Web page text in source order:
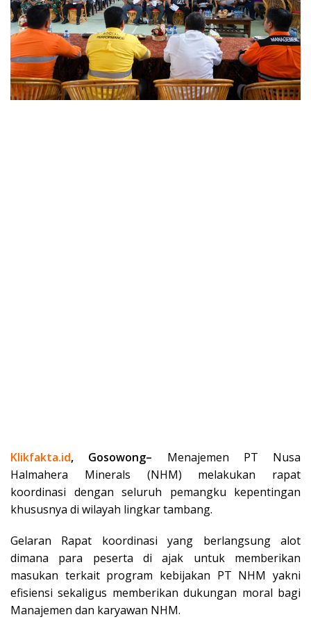
Klikfakta.id, Gosowong– Menajemen PT Nusa
Halmahera Minerals (NHM) melakukan rapat
koordinasi dengan seluruh pemangku kepentingan
khususnya di wilayah lingkar tambang.
Gelaran Rapat koordinasi yang berlangsung alot
dimana para peserta di ajak untuk memberikan
masukan terkait program kebijakan PT NHM yakni
efisiensi sekaligus memberikan dukungan moral bagi
Manajemen dan karyawan NHM.